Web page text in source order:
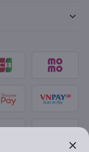
keyboard_arrow_down
close